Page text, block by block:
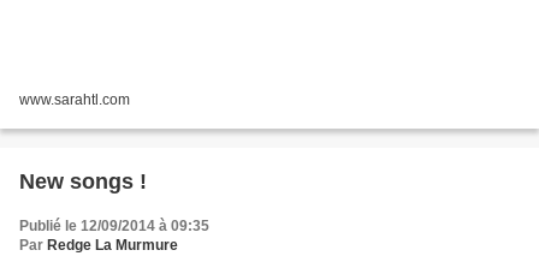
www.sarahtl.com
New songs !
Publié le 12/09/2014 à 09:35
Par Redge La Murmure